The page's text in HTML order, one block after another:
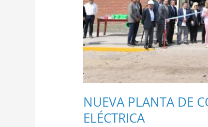
NUEVA PLANTA DE
ELÉCTRICA